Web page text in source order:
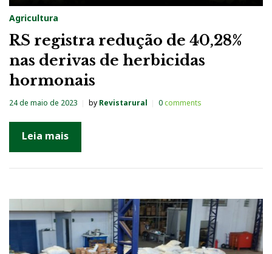
Agricultura
RS registra redução de 40,28%
nas derivas de herbicidas
hormonais
24 de maio de 2023 by Revistarural 0comments
Leia mais